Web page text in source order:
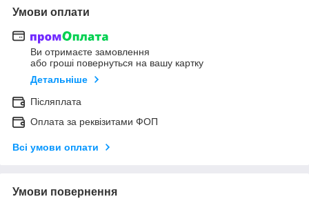
Умови оплати
Ви отримаєте замовлення
або гроші повернуться на вашу картку
Детальніше
Післяплата
Оплата за реквізитами ФОП
Всі умови оплати
Умови повернення